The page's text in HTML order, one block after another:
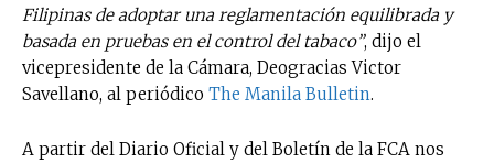
Filipinas de adoptar una reglamentación equilibrada y
basada en pruebas en el control del tabaco”, dijo el
vicepresidente de la Cámara, Deogracias Victor
Savellano, al periódico The Manila Bulletin.
A partir del Diario Oficial y del Boletín de la FCA nos